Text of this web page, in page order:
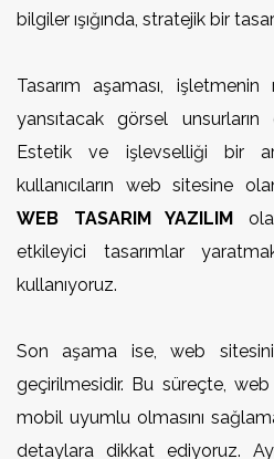
bilgiler ışığında, stratejik bir
Tasarım aşaması,
yansıtacak görsel
Estetik ve işlevselliği bir
kullanıcıların web sitesine
WEB TASARIM YAZILIM
etkileyici tasarımlar
kullanıyoruz.
Son aşama ise, web
geçirilmesidir. Bu süreçte, web
mobil uyumlu olmasını
detaylara dikkat ediyoruz.